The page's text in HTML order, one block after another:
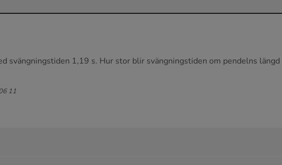
svängningstiden 1,19 s. Hur stor blir svängningstiden om pendelns längd
11